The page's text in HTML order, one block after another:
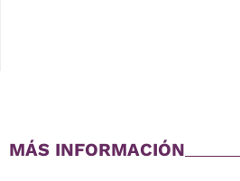
MÁS INFORMACIÓN